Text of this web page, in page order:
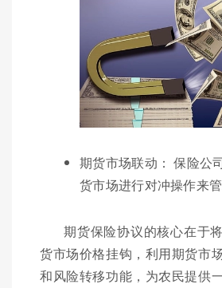
期货市场联动： 保险公
货市场进行对冲操作来管
期货保险协议的核心在于
货市场价格挂钩，利用期货市
和风险转移功能，为农民提供